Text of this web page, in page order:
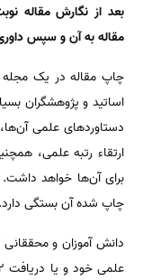
بعد از نگارش مقاله
مقاله به آن و سپس
چاپ مقاله در یک مجله
اساتید و پژوهشگران
دستاوردهای علمی
ارتقاء رتبه علمی،
برای آن‌ها خواهد داشت.
چاپ شده آن بستگی دارد.
دانش آموزان و محققانی